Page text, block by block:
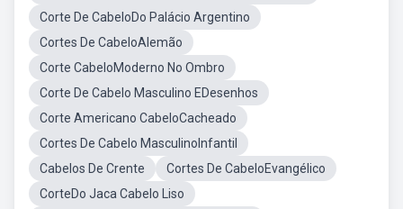
Corte De CabeloDo Palácio Argentino
Cortes De CabeloAlemão
Corte CabeloModerno No Ombro
Corte De Cabelo Masculino EDesenhos
Corte Americano CabeloCacheado
Cortes De Cabelo MasculinoInfantil
Cabelos De Crente
Cortes De CabeloEvangélico
CorteDo Jaca Cabelo Liso